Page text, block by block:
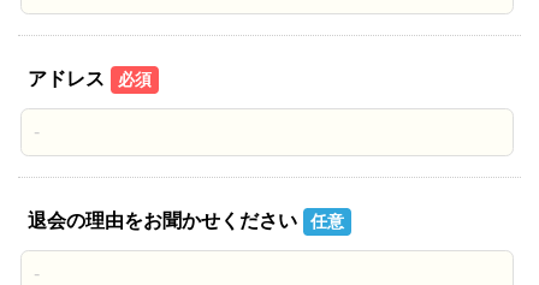
アドレス 必須
退会の理由をお聞かせください 任意